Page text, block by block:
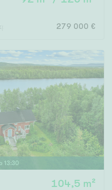
s, khh, erillinen wc, vh,
279 000 €
13:30
104,5 m²